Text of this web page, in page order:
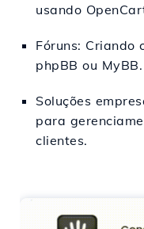
usando
Fóruns: Criando
phpBB ou MyBB.
Soluções
para
clientes.